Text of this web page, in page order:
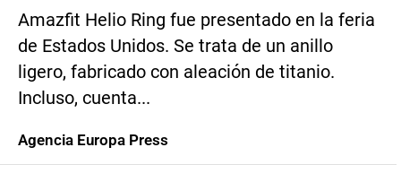
Amazfit Helio Ring fue presentado en la feria
de Estados Unidos. Se trata de un anillo
ligero, fabricado con aleación de titanio.
Incluso, cuenta...
Agencia Europa Press